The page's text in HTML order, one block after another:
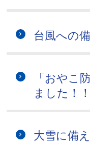
台風への備
「おやこ
ました！！
大雪に備